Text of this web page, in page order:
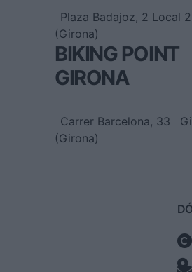
Plaza Badajoz, 2 Local 2
(Girona)
BIKING POINT
GIRONA
Carrer Barcelona, 33
(Girona)